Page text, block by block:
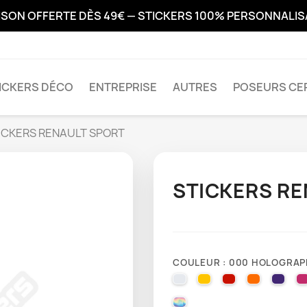
OFFERTE DÈS 49€ — STICKERS 100%
DÉCO ENTREPRISE AUTRES POSEURS
RENAULT SPORT
STICKERS
COULEUR : 000
010 WHITE025 BRIMSTONE
031 RED035 040
000 HOLOGRAPHIQUE